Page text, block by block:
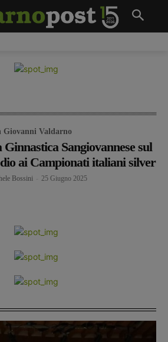
Giovanni Valdarno
Ginnastica Sangiovannese sul
ai Campionati italiani silver
Bossini 25 Giugno 2025